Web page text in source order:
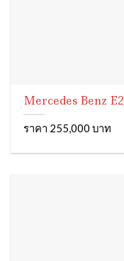
Mercedes Benz
ราคา 255,000 บาท